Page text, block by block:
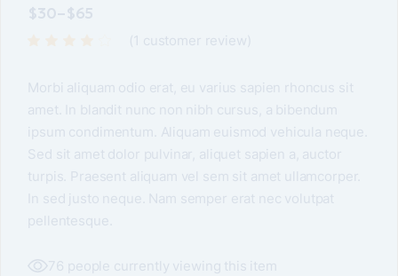
$30–$65
( customer review)
Morbi aliquam odio erat, eu varius sapien rhoncus sit
amet. In blandit nunc non nibh cursus, a bibendum
ipsum condimentum. Aliquam euismod vehicula neque.
Sed sit amet dolor pulvinar, aliquet sapien a, auctor
turpis. Praesent aliquam vel sem sit amet ullamcorper.
In sed justo neque. Nam semper erat nec volutpat
pellentesque.
76 people currently viewing this item